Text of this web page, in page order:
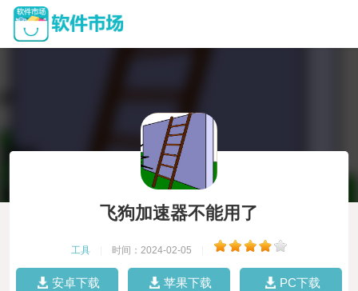
飞狗加速器不能用了
工具 时间：2024-02-05
安卓下载 苹果下载 PC下载